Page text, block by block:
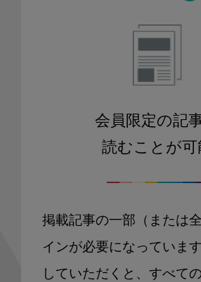
会員限定の記
読むことが可
掲載記事の一部（または
インが必要になっていま
していただくと、すべて